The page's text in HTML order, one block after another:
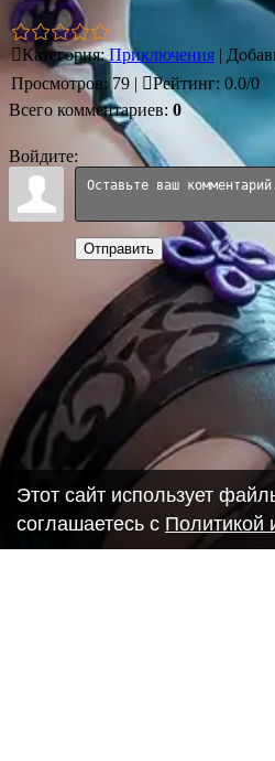
Категория: Приключения |
Просмотров: 79 | Рейтинг: 0.0/0
Всего комментариев: 0
Войдите:
Отправить
Этот сайт использует
соглашаетесь с Политикой